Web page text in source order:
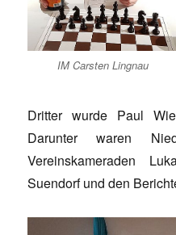
IM Carsten Lingnau
Dritter wurde Paul
Darunter waren
Vereinskameraden
Suendorf und den